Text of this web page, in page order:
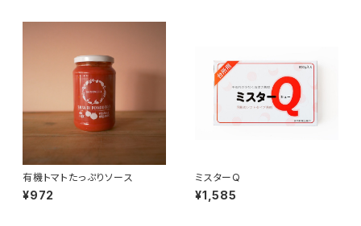
有機トマトたっぷりソース
¥972
ミスターQ
¥1,585